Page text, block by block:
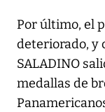
Por último, el
deteriorado, y
SALADINO
medallas de